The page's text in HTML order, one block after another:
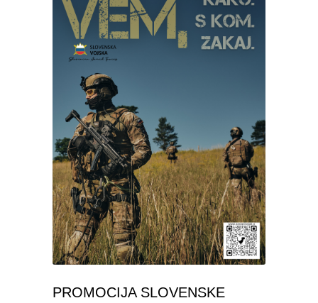
PROMOCIJA SLOVENSKE